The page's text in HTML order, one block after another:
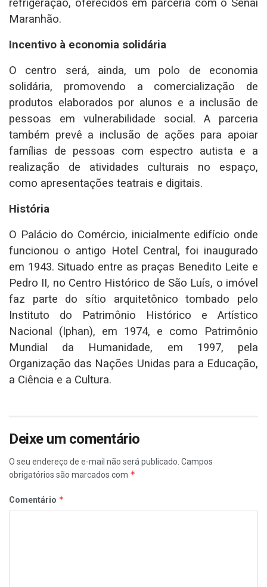
refrigeração, oferecidos em parceria com o Senai
Maranhão.
Incentivo à economia solidária
O centro será, ainda, um polo de economia
solidária, promovendo a comercialização de
produtos elaborados por alunos e a inclusão de
pessoas em vulnerabilidade social. A parceria
também prevê a inclusão de ações para apoiar
famílias de pessoas com espectro autista e a
realização de atividades culturais no espaço,
como apresentações teatrais e digitais.
História
O Palácio do Comércio, inicialmente edifício onde
funcionou o antigo Hotel Central, foi inaugurado
em 1943. Situado entre as praças Benedito Leite e
Pedro II, no Centro Histórico de São Luís, o imóvel
faz parte do sítio arquitetônico tombado pelo
Instituto do Patrimônio Histórico e Artístico
Nacional (Iphan), em 1974, e como Patrimônio
Mundial da Humanidade, em 1997, pela
Organização das Nações Unidas para a Educação,
a Ciência e a Cultura.
Deixe um comentário
O seu endereço de e-mail não será publicado. Campos
obrigatórios são marcados com *
Comentário *